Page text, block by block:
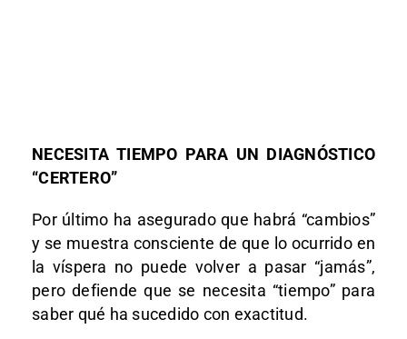
NECESITA TIEMPO PARA UN DIAGNÓSTICO
“CERTERO”
Por último ha asegurado que habrá “cambios”
y se muestra consciente de que lo ocurrido en
la víspera no puede volver a pasar “jamás”,
pero defiende que se necesita “tiempo” para
saber qué ha sucedido con exactitud.